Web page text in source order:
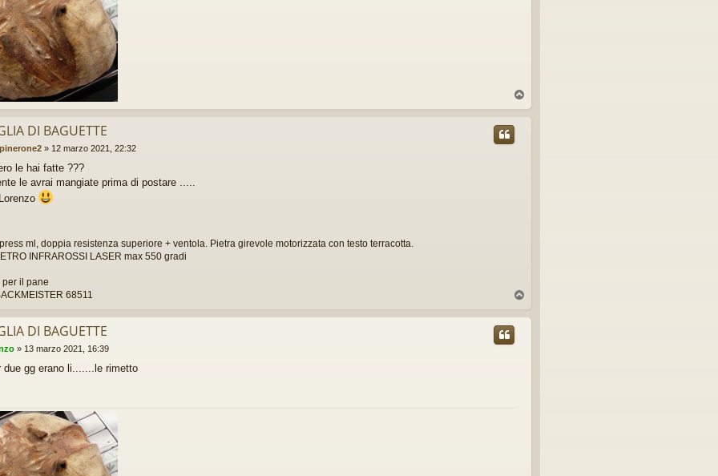
o
p
DI BAGUETTE
» 12 marzo 2021, 22:32
le hai fatte ???
le avrai mangiate prima di postare .....
ml, doppia resistenza superiore + ventola. Pietra girevole motorizzata con testo terracotta.
INFRAROSSI LASER max 550 gradi
per il pane
68511
p
DI BAGUETTE
» 13 marzo 2021, 16:39
due gg erano li.......le rimetto